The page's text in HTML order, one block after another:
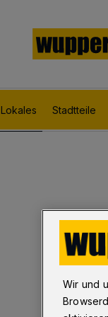
Lokales Stadtteile
Wir und